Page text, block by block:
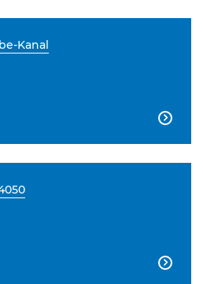
Kanal

